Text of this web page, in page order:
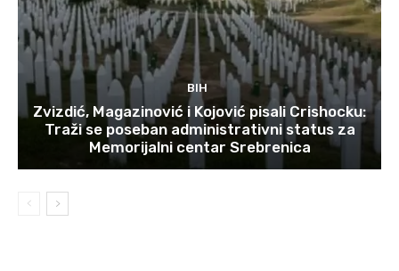
BIH
Zvizdić, Magazinović i Kojović pisali Crishocku:
Traži se poseban administrativni status za
Memorijalni centar Srebrenica